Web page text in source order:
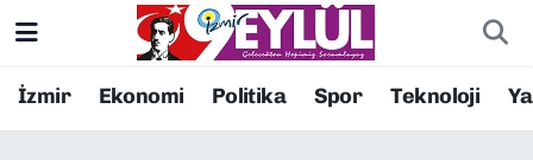
İzmir Ekonomi Politika Spor Teknoloji
Resmi İlanlar
Konak Nöbetçi Eczaneler